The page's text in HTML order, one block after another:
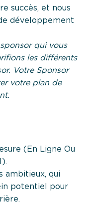
succès, et nous
développement
qui vous
les différents
Votre Sponsor
votre plan de
(En Ligne Ou
ambitieux, qui
potentiel pour